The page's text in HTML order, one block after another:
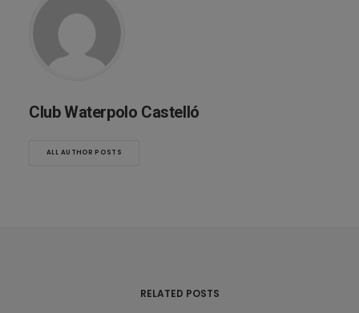
Club Waterpolo Castelló
ALL AUTHOR POSTS
RELATED POSTS